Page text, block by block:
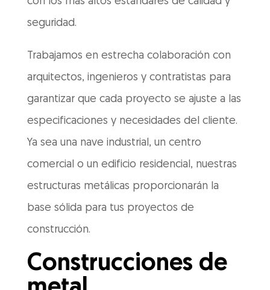
seguridad.
Trabajamos en estrecha colaboración con
arquitectos, ingenieros y contratistas para
garantizar que cada proyecto se ajuste a las
especificaciones y necesidades del cliente.
Ya sea una nave industrial, un centro
comercial o un edificio residencial, nuestras
estructuras metálicas proporcionarán la
base sólida para tus proyectos de
construcción.
Construcciones de